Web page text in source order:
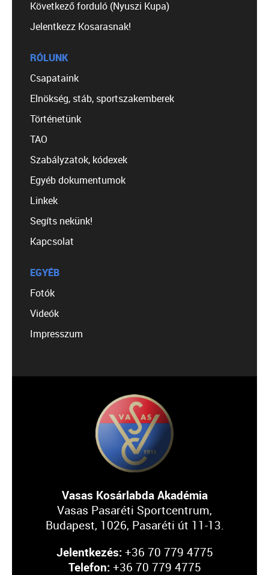
Következő forduló (Nyuszi Kupa)
Jelentkezz Kosarasnak!
RÓLUNK
Csapataink
Elnökség, stáb, sportszakemberek
Történetünk
TAO
Szabályzatok, kódexek
Egyéb dokumentumok
Linkek
Segíts nekünk!
Kapcsolat
EGYÉB
Fotók
Videók
Impresszum
Vasas Kosárlabda Akadémia
Vasas Pasaréti Sportcentrum,
Budapest, 1026, Pasaréti út 11-13.
Jelentkezés: +36 70 779 4775
Telefon: +36 70 779 4775